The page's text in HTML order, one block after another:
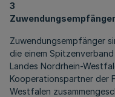
3
Zuwendungsempfänger
Zuwendungsempfänger
die einem
Landes Nordrhein-
Kooperationspartner der
Westfalen